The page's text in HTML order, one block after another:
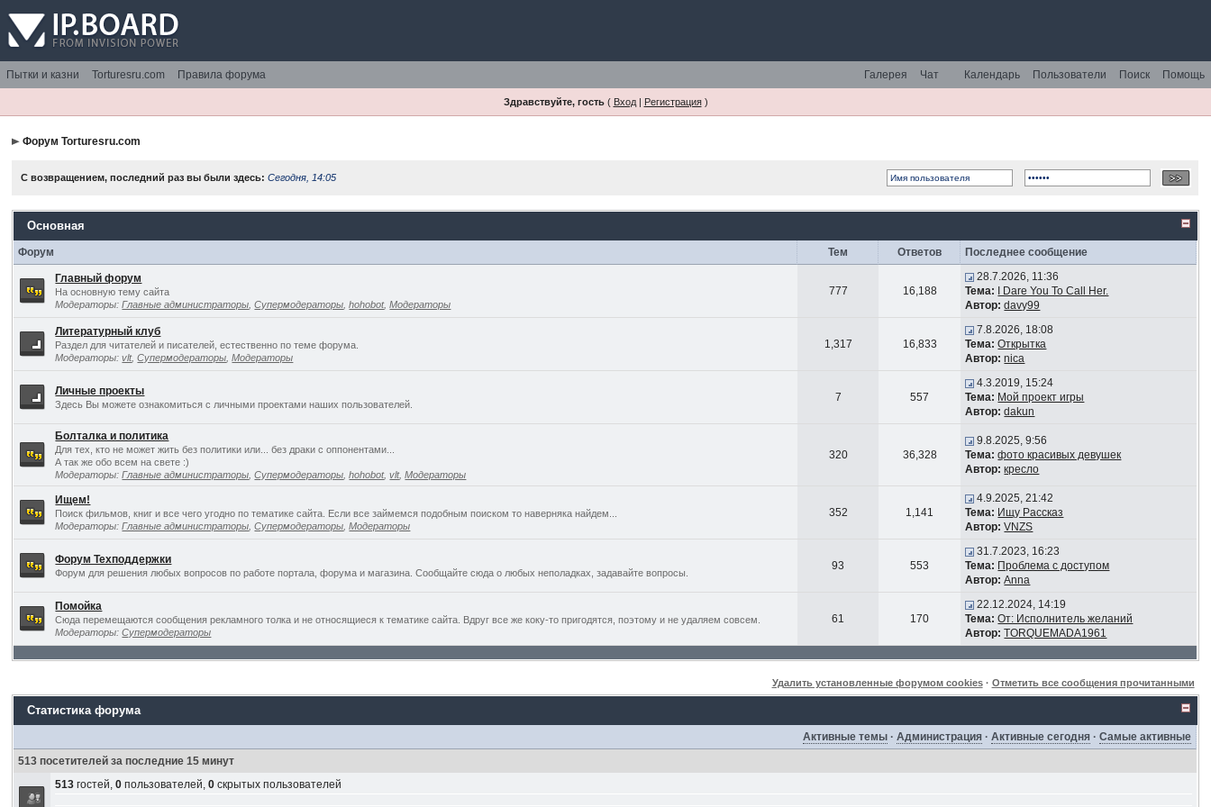
Пытки и казни Torturesru.com Правила форума Помощь
Поиск
Пользователи
Календарь
Чат
Галерея
Здравствуйте, гость( Вход| Регистрация)
Форум Torturesru.com
С возвращением, последний раз вы были здесь:Сегодня, 14:05
Основная
Форум Тем Ответов Последнее сообщение
Главный форум
На основную тему сайта
Модераторы:Главные администраторы ,Супермодераторы ,hohobot,Модераторы
777 16,188
28.7.2026, 11:36
Тема:
I Dare You To Call Her.
Автор: davy99
Литературный клуб
Раздел для читателей и писателей, естественно по теме форума.
Модераторы:vlt,Супермодераторы ,Модераторы
1,317 16,833
7.8.2026, 18:08
Тема: Открытка
Автор: nica
Личные проекты
Здесь Вы можете ознакомиться с личными проектами наших пользователей.
7 557
4.3.2019, 15:24
Тема: Мой проект игры
Автор: dakun
Болталка и политика
Для тех, кто не может жить без политики или... без драки с оппонентами...
А так же обо всем на свете :)
Модераторы:Главные администраторы ,Супермодераторы ,hohobot,vlt,Модераторы
320 36,328
9.8.2025, 9:56
Тема: фото красивых девушек
Автор: кресло
Ищем!
Поиск фильмов, книг и все чего угодно по тематике сайта. Если все займемся подобным поиском то наверняка найдем...
Модераторы:Главные администраторы ,Супермодераторы ,Модераторы
352 1,141
4.9.2025, 21:42
Тема: Ищу Рассказ
Автор: VNZS
Форум Техподдержки
Форум для решения любых вопросов по работе портала, форума и магазина. Сообщайте сюда о любых неполадках, задавайте вопросы.
93 553
31.7.2023, 16:23
Тема: Проблема с доступом
Автор: Anna
Помойка
Сюда перемещаются сообщения рекламного толка и не относящиеся к тематике сайта. Вдруг все же коку-то пригодятся, поэтому и не удаляем совсем.
Модераторы:Супермодераторы
61 170
22.12.2024, 14:19
Тема: От: Исполнитель желаний
Автор: TORQUEMADA1961
Удалить установленные форумом cookies· Отметить все сообщения прочитанными
Статистика форума
Активные темы ·Администрация ·Активные сегодня ·Самые активные
513 посетителей за последние 15 минут
513 гостей,0 пользователей,0 скрытых пользователей